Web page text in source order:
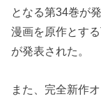
となる第34巻が
漫画を原作とす
が発表された。
また、完全新作